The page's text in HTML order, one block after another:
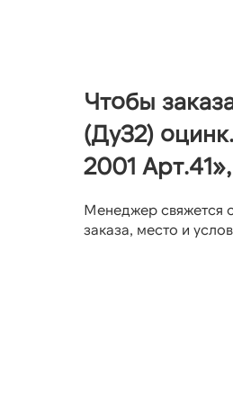
Чтобы
(Ду32)
2001
Менеджер свяжется
заказа, место и